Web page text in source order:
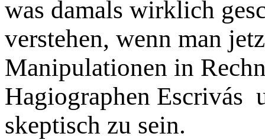
was damals wirklich
verstehen, wenn man
Manipulationen in
Hagiographen Escrivás
skeptisch zu sein.